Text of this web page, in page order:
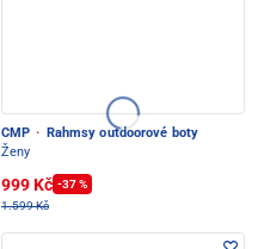
CMP ·
Rahmsy outdoorové boty
Ženy
999 Kč -37 %
1.599 Kč